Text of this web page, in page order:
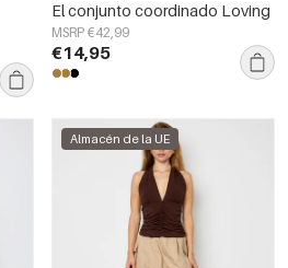
El conjunto coordinado Loving
MSRP €42,99
€14,95
Almacén de la UE